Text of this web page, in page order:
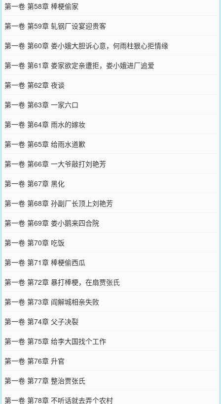
第一卷 第58章 棒梗偷家
第一卷 第59章 轧钢厂设宴迎贵客
第一卷 第60章 娄小娥大胆诉心意，何雨柱狠心拒情缘
第一卷 第61章 娄家欲定亲遭拒，娄小娥进厂追爱
第一卷 第62章 夜谈
第一卷 第63章 一家六口
第一卷 第64章 雨水的嫁妆
第一卷 第65章 给雨水道歉
第一卷 第66章 一大爷敲打刘艳芳
第一卷 第67章 黑化
第一卷 第68章 孙副厂长顶上刘艳芳
第一卷 第69章 娄小鹅来四合院
第一卷 第70章 吃饭
第一卷 第71章 棒梗偷西瓜
第一卷 第72章 暴打棒梗，在扇贾张氏
第一卷 第73章 阎解城相亲失败
第一卷 第74章 父子决裂
第一卷 第75章 给李大国找个工作
第一卷 第76章 升官
第一卷 第77章 整治贾张氏
第一卷 第78章 不听话就去弄个农村